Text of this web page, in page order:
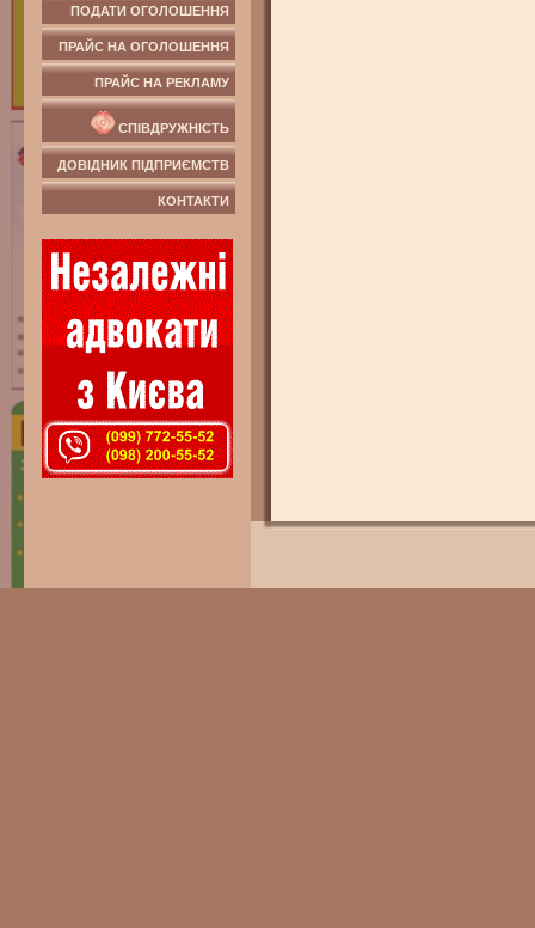
ПОДАТИ ОГОЛОШЕННЯ
ПРАЙС НА ОГОЛОШЕННЯ
ПРАЙС НА РЕКЛАМУ
СПІВДРУЖНІСТЬ
ДОВІДНИК ПІДПРИЄМСТВ
КОНТАКТИ